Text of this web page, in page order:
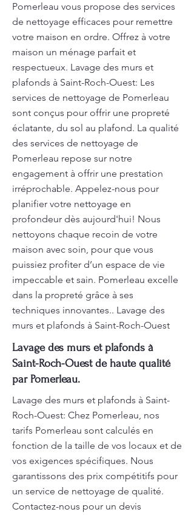
Pomerleau vous propose des services
de nettoyage efficaces pour remettre
votre maison en ordre. Offrez à votre
maison un ménage parfait et
respectueux. Lavage des murs et
plafonds à Saint-Roch-Ouest: Les
services de nettoyage de Pomerleau
sont conçus pour offrir une propreté
éclatante, du sol au plafond. La qualité
des services de nettoyage de
Pomerleau repose sur notre
engagement à offrir une prestation
irréprochable. Appelez-nous pour
planifier votre nettoyage en
profondeur dès aujourd'hui! Nous
nettoyons chaque recoin de votre
maison avec soin, pour que vous
puissiez profiter d’un espace de vie
impeccable et sain. Pomerleau excelle
dans la propreté grâce à ses
techniques innovantes.. Lavage des
murs et plafonds à Saint-Roch-Ouest
Lavage des murs et plafonds à
Saint-Roch-Ouest de haute qualité
par Pomerleau.
Lavage des murs et plafonds à Saint-
Roch-Ouest: Chez Pomerleau, nos
tarifs Pomerleau sont calculés en
fonction de la taille de vos locaux et de
vos exigences spécifiques. Nous
garantissons des prix compétitifs pour
un service de nettoyage de qualité.
Contactez-nous pour un devis